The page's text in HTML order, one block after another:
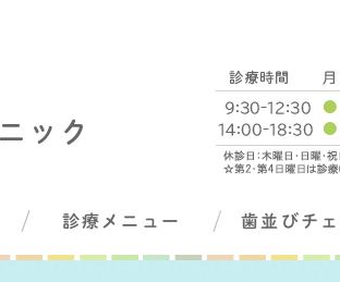
診療メニュー 歯並びチェ